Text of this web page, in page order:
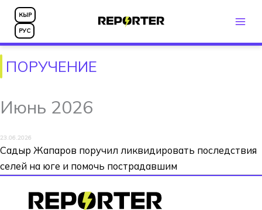
Перейти
содержимому
КЫР
РУС
ПОРУЧЕНИЕ
Июнь 2026
23.06.2026
Садыр Жапаров поручил ликвидировать последствия
селей на юге и помочь пострадавшим